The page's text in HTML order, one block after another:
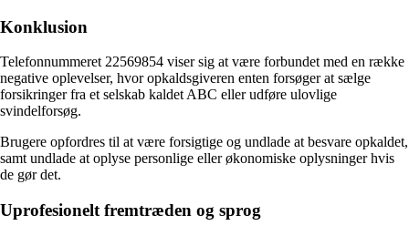
Konklusion
Telefonnummeret 22569854 viser sig at være forbundet med en række
negative oplevelser, hvor opkaldsgiveren enten forsøger at sælge
forsikringer fra et selskab kaldet ABC eller udføre ulovlige
svindelforsøg.
Brugere opfordres til at være forsigtige og undlade at besvare opkaldet,
samt undlade at oplyse personlige eller økonomiske oplysninger hvis
de gør det.
Uprofesionelt fremtræden og sprog